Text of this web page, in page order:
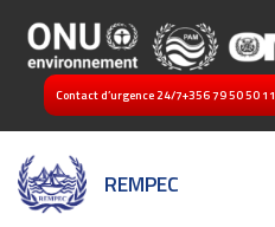
Contact d’urgence 24/7+356 79 50 50 11
REMPEC